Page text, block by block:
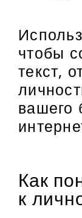
чтобы
текст,
вашего
Как
к